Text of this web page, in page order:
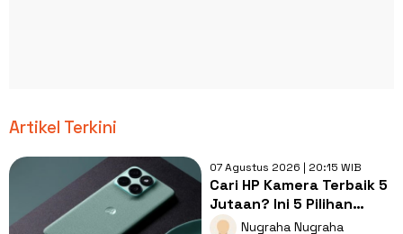
Artikel Terkini
07 Agustus 2026 | 20:15 WIB
Cari HP Kamera Terbaik 5
Jutaan? Ini 5 Pilihan
dengan Foto Paling Tajam
Nugraha Nugraha